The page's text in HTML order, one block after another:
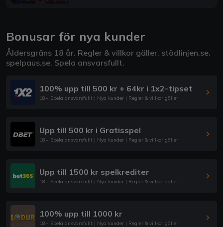
Bonusar för nya kunder
Åldersgräns 18 år. Regler & villkor gäller. stödlinjen.se.
spelpaus.se. Spela ansvarsfullt.
100% upp till 500 kr + 64kr i 1x2-tipset
18+ Spela ansvarsfullt | Nya kunder | Regler & villkor gäller
Upp till 500 kr i Gratisspel
18+ Spela ansvarsfullt | Nya kunder | Regler & villkor gäller
Upp till 1500 kr spelkrediter
18+ Spela ansvarsfullt | Nya kunder | Regler & villkor gäller
100% upp till 1000 kr
18+ Spela ansvarsfullt | Nya kunder | Regler & villkor gäller